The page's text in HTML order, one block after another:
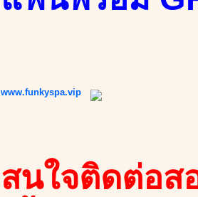
www.funkyspa.vip
สนใจติดต่อส